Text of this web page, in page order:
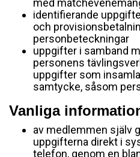
med
identifierande
och
personbeteckningar
uppgifter i samband
personens
uppgifter som
samtycke, såsom
Vanliga
av medlemmen själv
uppgifterna direkt i
telefon, genom en